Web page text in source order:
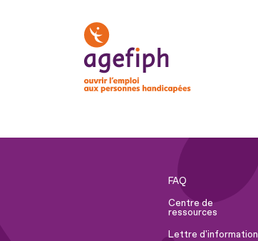
FAQ
Centre de
ressources
Lettre d'information